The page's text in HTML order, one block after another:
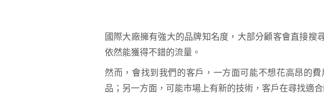
國際大廠擁有強大的品牌知名度，大部分顧客會直接搜
依然能獲得不錯的流量。
然而，會找到我們的客戶，一方面可能不想花高昂的
品；另一方面，可能市場上有新的技術，客戶在尋找適